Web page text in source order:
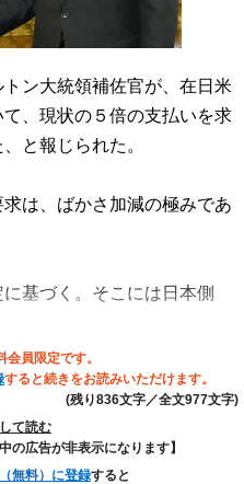
ン大統領補佐官が、在日米
、現状の５倍の支払いを求
と報じられた。
は、ばかさ加減の極みであ
基づく。そこには日本側
会員限定です。
すると続きをお読みいただけます。
(残り836文字／全文977文字)
て読む
の広告が非表示になります】
無料）に登録すると